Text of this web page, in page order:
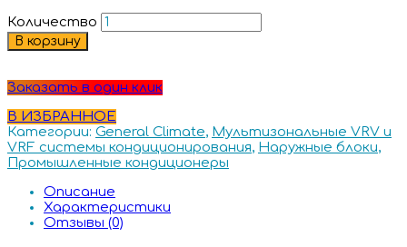
Количество
В корзину
Заказать в один клик
В ИЗБРАННОЕ
Категории: General Climate, Мультизональные VRV и
VRF системы кондиционирования, Наружные блоки,
Промышленные кондиционеры
Описание
Характеристики
Отзывы (0)